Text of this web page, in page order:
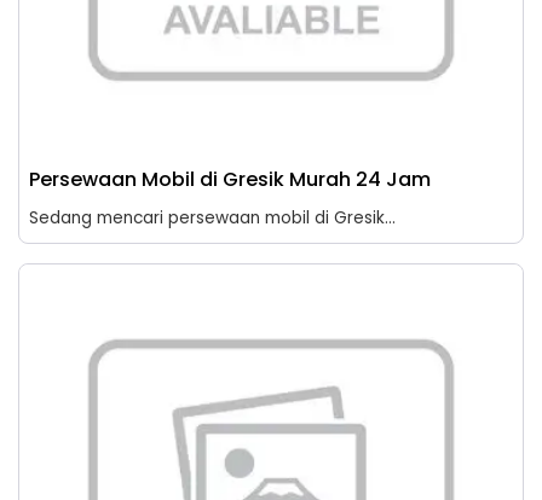
Persewaan Mobil di Gresik Murah 24 Jam
Sedang mencari persewaan mobil di Gresik...